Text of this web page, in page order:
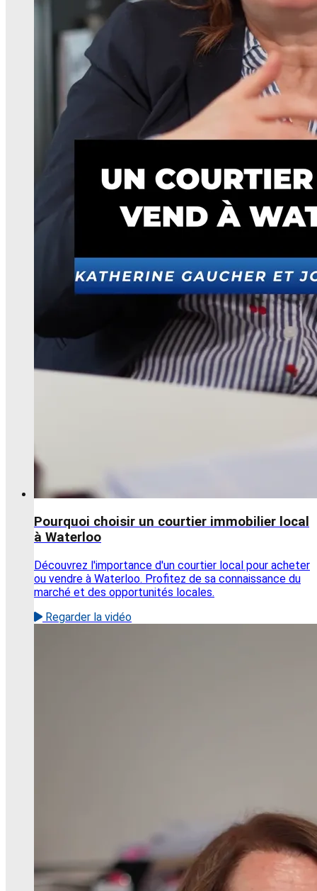
Pourquoi choisir un courtier immobilier local
à Waterloo
Découvrez l'importance d'un courtier local pour acheter
ou vendre à Waterloo. Profitez de sa connaissance du
marché et des opportunités locales.
Regarder la vidéo